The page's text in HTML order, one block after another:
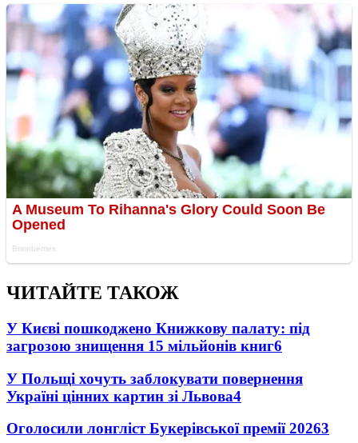
ЧИТАЙТЕ ТАКОЖ
У Києві пошкоджено Книжкову палату: під
загрозою знищення 15 мільйонів книг6
У Польщі хочуть заблокувати повернення
Україні цінних картин зі Львова4
Оголосили лонгліст Букерівської премії 20263